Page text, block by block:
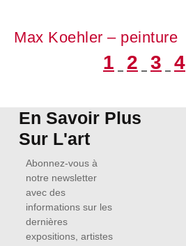
Max Koehler – peinture
1 2 3 4
En Savoir Plus
Sur L'art
Abonnez-vous à
notre newsletter
avec des
informations sur les
dernières
expositions, artistes